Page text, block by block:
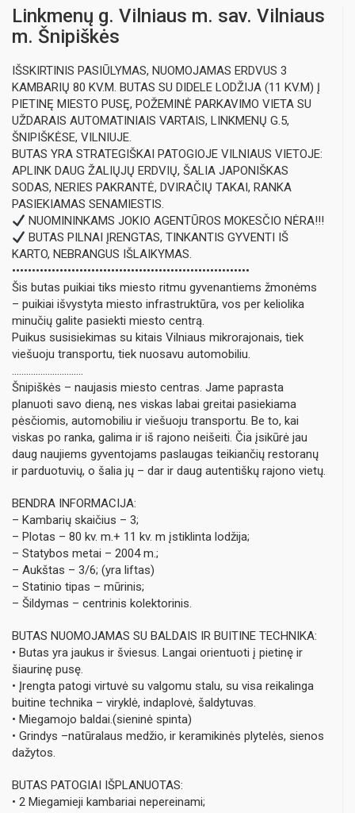
Linkmenų g. Vilniaus m. sav. Vilniaus
m. Šnipiškės
IŠSKIRTINIS PASIŪLYMAS, NUOMOJAMAS ERDVUS 3
KAMBARIŲ 80 KV.M. BUTAS SU DIDELE LODŽIJA (11 KV.M) Į
PIETINĘ MIESTO PUSĘ, POŽEMINĖ PARKAVIMO VIETA SU
UŽDARAIS AUTOMATINIAIS VARTAIS, LINKMENŲ G.5,
ŠNIPIŠKĖSE, VILNIUJE.
BUTAS YRA STRATEGIŠKAI PATOGIOJE VILNIAUS VIETOJE:
APLINK DAUG ŽALIŲJŲ ERDVIŲ, ŠALIA JAPONIŠKAS
SODAS, NERIES PAKRANTĖ, DVIRAČIŲ TAKAI, RANKA
PASIEKIAMAS SENAMIESTIS.
NUOMININKAMS JOKIO AGENTŪROS MOKESČIO NĖRA!!!
BUTAS PILNAI ĮRENGTAS, TINKANTIS GYVENTI IŠ
KARTO, NEBRANGUS IŠLAIKYMAS.
••••••••••••••••••••••••••••••••••••••••••••••••••••••••••••
Šis butas puikiai tiks miesto ritmu gyvenantiems žmonėms
– puikiai išvystyta miesto infrastruktūra, vos per keliolika
minučių galite pasiekti miesto centrą.
Puikus susisiekimas su kitais Vilniaus mikrorajonais, tiek
viešuoju transportu, tiek nuosavu automobiliu.
…………………………
Šnipiškės – naujasis miesto centras. Jame paprasta
planuoti savo dieną, nes viskas labai greitai pasiekiama
pėsčiomis, automobiliu ir viešuoju transportu. Be to, kai
viskas po ranka, galima ir iš rajono neišeiti. Čia įsikūrė jau
daug naujiems gyventojams paslaugas teikiančių restoranų
ir parduotuvių, o šalia jų – dar ir daug autentiškų rajono vietų.
BENDRA INFORMACIJA:
– Kambarių skaičius – 3;
– Plotas – 80 kv. m.+ 11 kv. m įstiklinta lodžija;
– Statybos metai – 2004 m.;
– Aukštas – 3/6; (yra liftas)
– Statinio tipas – mūrinis;
– Šildymas – centrinis kolektorinis.
BUTAS NUOMOJAMAS SU BALDAIS IR BUITINE TECHNIKA:
• Butas yra jaukus ir šviesus. Langai orientuoti į pietinę ir
šiaurinę pusę.
• Įrengta patogi virtuvė su valgomu stalu, su visa reikalinga
buitine technika – viryklė, indaplovė, šaldytuvas.
• Miegamojo baldai.(sieninė spinta)
• Grindys –natūralaus medžio, ir keramikinės plytelės, sienos
dažytos.
BUTAS PATOGIAI IŠPLANUOTAS:
• 2 Miegamieji kambariai nepereinami;